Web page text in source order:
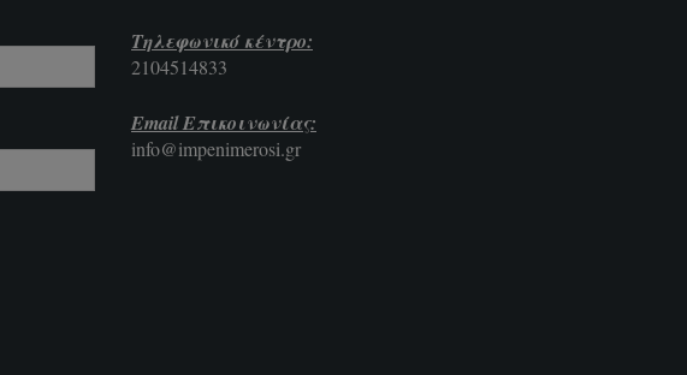
Τηλεφωνικό κέντρο:
2104514833
Email Επικοινωνίας:
info@impenimerosi.gr